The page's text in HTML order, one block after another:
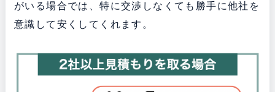
がいる場合では、特に交渉しなくても勝手に他社を
意識して安くしてくれます。